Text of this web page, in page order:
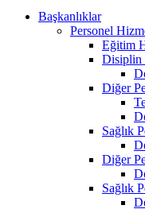
Başkanlıklar
Personel
Eğitim
Disiplin
Diğer
Sağlık
Diğer
Sağlık